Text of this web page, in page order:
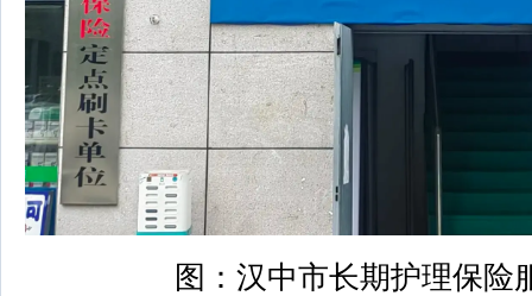
图：汉中市长期护理保险